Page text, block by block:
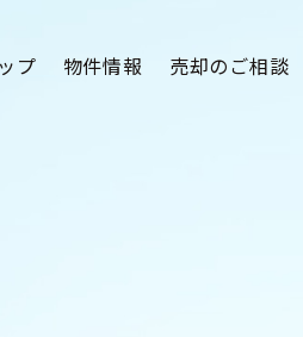
プ 物件情報 売却のご相談